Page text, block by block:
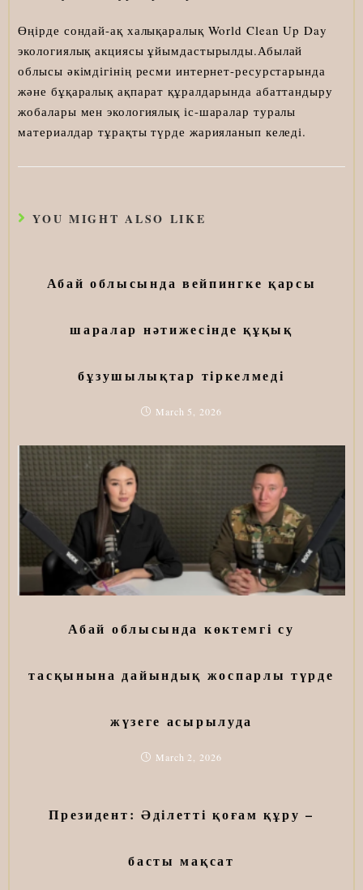
Өңірде сондай-ақ халықаралық World Clean Up Day
экологиялық акциясы ұйымдастырылды.Абылай
облысы әкімдігінің ресми интернет-ресурстарында
және бұқаралық ақпарат құралдарында абаттандыру
жобалары мен экологиялық іс-шаралар туралы
материалдар тұрақты түрде жарияланып келеді.
YOU MIGHT ALSO LIKE
Абай облысында вейпингке қарсы
шаралар нәтижесінде құқық
бұзушылықтар тіркелмеді
March 5, 2026
Абай облысында көктемгі су
тасқынына дайындық жоспарлы түрде
жүзеге асырылуда
March 2, 2026
Президент: Әділетті қоғам құру –
басты мақсат